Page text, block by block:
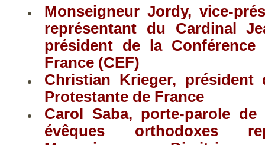
Monseigneur Jordy, vice-
représentant du Cardinal
président de la Conférence
France (CEF)
Christian Krieger, président
Protestante de France
Carol Saba, porte-parole de
évêques orthodoxes